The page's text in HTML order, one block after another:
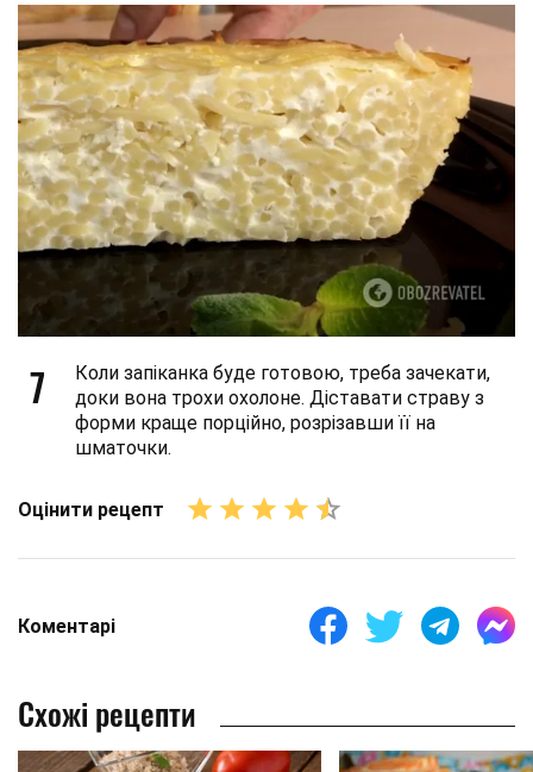
7
Коли запіканка буде готовою, треба зачекати,
доки вона трохи охолоне. Діставати страву з
форми краще порційно, розрізавши її на
шматочки.
Оцінити рецепт
Коментарі
Схожі рецепти